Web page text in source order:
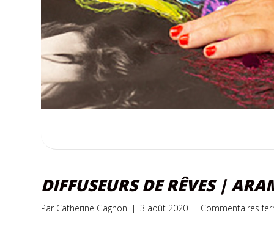
DIFFUSEURS DE RÊVES |
Par Catherine Gagnon | 3 août 2020 | Commentaires